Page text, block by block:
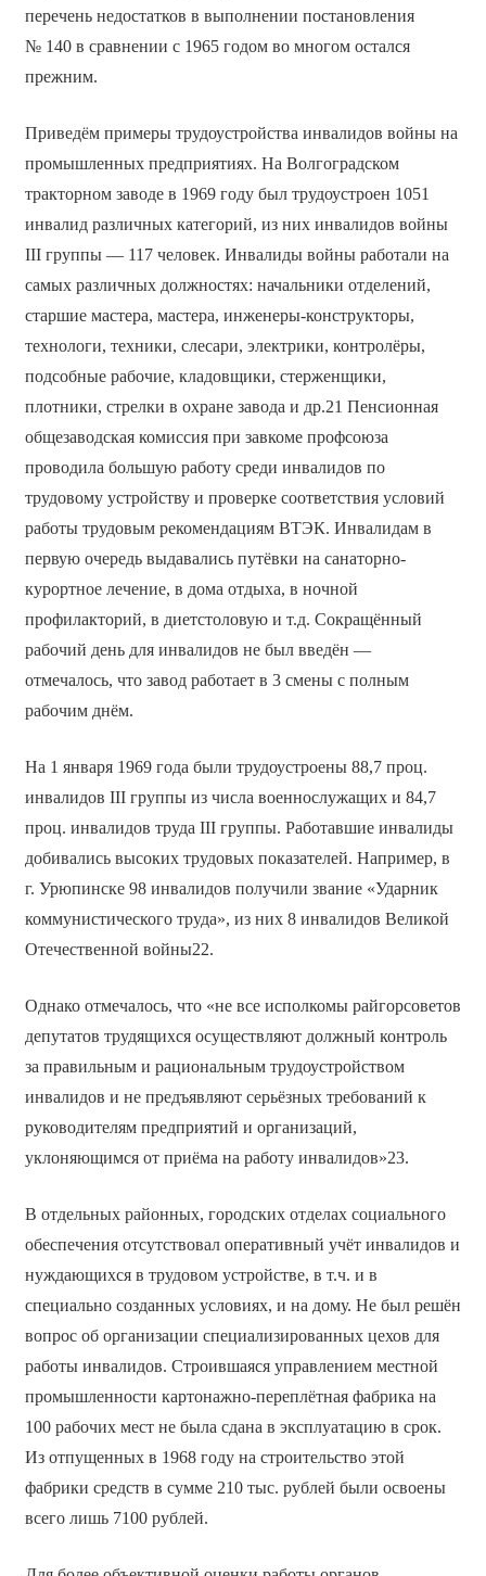
перечень недостатков в выполнении постановления
№ 140 в сравнении с 1965 годом во многом остался
прежним.
Приведём примеры трудоустройства инвалидов войны на
промышленных предприятиях. На Волгоградском
тракторном заводе в 1969 году был трудоустроен 1051
инвалид различных категорий, из них инвалидов войны
III группы — 117 человек. Инвалиды войны работали на
самых различных должностях: начальники отделений,
старшие мастера, мастера, инженеры-конструкторы,
технологи, техники, слесари, электрики, контролёры,
подсобные рабочие, кладовщики, стерженщики,
плотники, стрелки в охране завода и др.21 Пенсионная
общезаводская комиссия при завкоме профсоюза
проводила большую работу среди инвалидов по
трудовому устройству и проверке соответствия условий
работы трудовым рекомендациям ВТЭК. Инвалидам в
первую очередь выдавались путёвки на санаторно-
курортное лечение, в дома отдыха, в ночной
профилакторий, в диетстоловую и т.д. Сокращённый
рабочий день для инвалидов не был введён —
отмечалось, что завод работает в 3 смены с полным
рабочим днём.
На 1 января 1969 года были трудоустроены 88,7 проц.
инвалидов III группы из числа военнослужащих и 84,7
проц. инвалидов труда III группы. Работавшие инвалиды
добивались высоких трудовых показателей. Например, в
г. Урюпинске 98 инвалидов получили звание «Ударник
коммунистического труда», из них 8 инвалидов Великой
Отечественной войны22.
Однако отмечалось, что «не все исполкомы райгорсоветов
депутатов трудящихся осуществляют должный контроль
за правильным и рациональным трудоустройством
инвалидов и не предъявляют серьёзных требований к
руководителям предприятий и организаций,
уклоняющимся от приёма на работу инвалидов»23.
В отдельных районных, городских отделах социального
обеспечения отсутствовал оперативный учёт инвалидов и
нуждающихся в трудовом устройстве, в т.ч. и в
специально созданных условиях, и на дому. Не был решён
вопрос об организации специализированных цехов для
работы инвалидов. Строившаяся управлением местной
промышленности картонажно-переплётная фабрика на
100 рабочих мест не была сдана в эксплуатацию в срок.
Из отпущенных в 1968 году на строительство этой
фабрики средств в сумме 210 тыс. рублей были освоены
всего лишь 7100 рублей.